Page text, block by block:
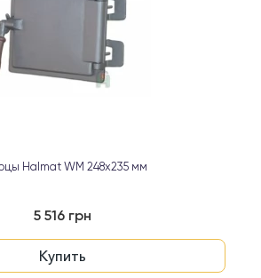
Halmat WM 248x235 мм
5 516 грн
Купить